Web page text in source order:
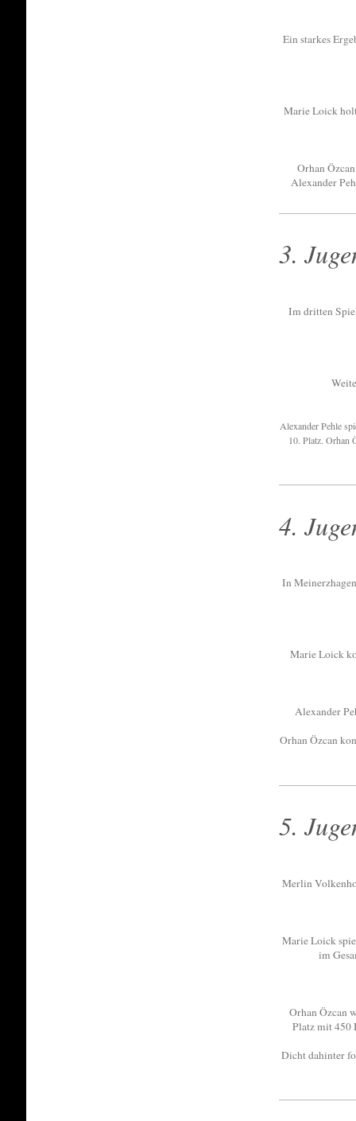
Ein starkes
Marie Loick
Orhan
Alexander
3.
Im dritten
Alexander Pehle
10. Platz. Orhan
4.
In
Marie Loick
Alexander
Orhan Özcan
5.
Merlin
Marie Loick
im
Orhan Özcan
Platz mit 450
Dicht dahinter